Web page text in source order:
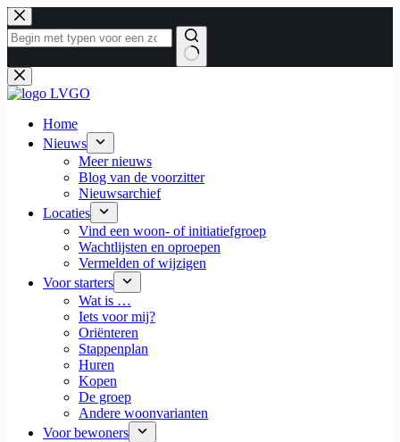
Ga
naar
de
Geen
resultaten
Home
Nieuws
Meer nieuws
Blog van de voorzitter
Nieuwsarchief
Locaties
Vind een woon- of initiatiefgroep
Wachtlijsten en oproepen
Vermelden of wijzigen
Voor starters
Wat is …
Iets voor mij?
Oriënteren
Stappenplan
Huren
Kopen
De groep
Andere woonvarianten
Voor bewoners